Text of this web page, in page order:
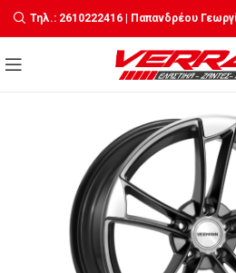
Τηλ.: 2610222416 | Παπανδρέου